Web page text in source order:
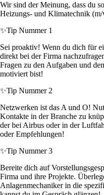
Wir sind der Meinung, dass du
Heizungs- und Klimatechnik
✨Tip Nummer 1
Sei proaktiv! Wenn du dich für
direkt bei der Firma
Fragen zu den Aufgaben und
motiviert bist!
✨Tip Nummer 2
Netzwerken ist das A und O!
Kontakte in der Branche zu
der bei Airbus oder in der
oder Empfehlungen!
✨Tip Nummer 3
Bereite dich auf
Firma und ihre Projekte.
Anlagenmechaniker in die